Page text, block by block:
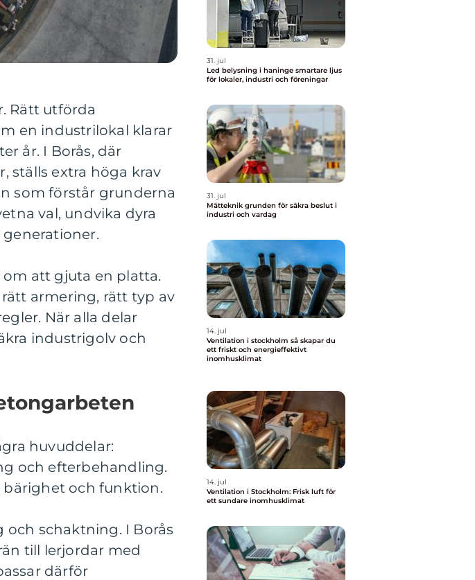
Rätt utförda
en industrilokal klarar
år. I Borås, där
ställs extra höga krav
som förstår grunderna
val, undvika dyra
att gjuta en platta.
armering, rätt typ av
När alla delar
industrigolv och
huvuddelar:
och efterbehandling.
bärighet och funktion.
schaktning. I Borås
till lerjordar med
därför
31. jul
Led belysning i haninge smartare ljus
för lokaler, industri och föreningar
31. jul
Mätteknik grunden för säkra beslut i
industri och vardag
14. jul
Ventilation i stockholm så skapar du
ett friskt och energieffektivt
inomhusklimat
14. jul
Ventilation i Stockholm: Frisk luft för
ett sundare inomhusklimat